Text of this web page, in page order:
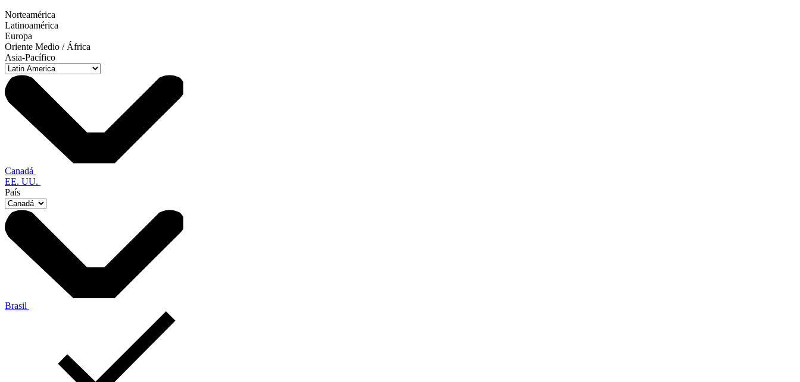
Norteamérica
Latinoamérica
Europa
Oriente Medio / África
Asia-Pacífico
Canadá
EE. UU.
País
Brasil